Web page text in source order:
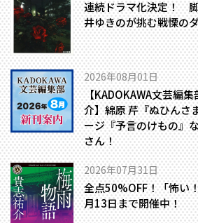
連続ドラマ化決定！
井ゆきのが挑む戦慄の
2026年08月01日
【KADOKAWA文芸編
介】綿原 芹『ぬひんさ
ージ『予言のけもの』
さん！
2026年07月31日
全点50%OFF！「怖い
月13日まで開催中！